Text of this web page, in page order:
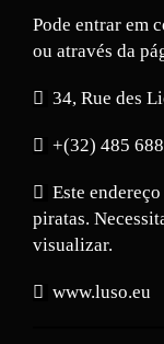
Pode entrar em
ou através da
34, Rue des
+(32) 485
Este
piratas.
visualizar.
www.luso.eu